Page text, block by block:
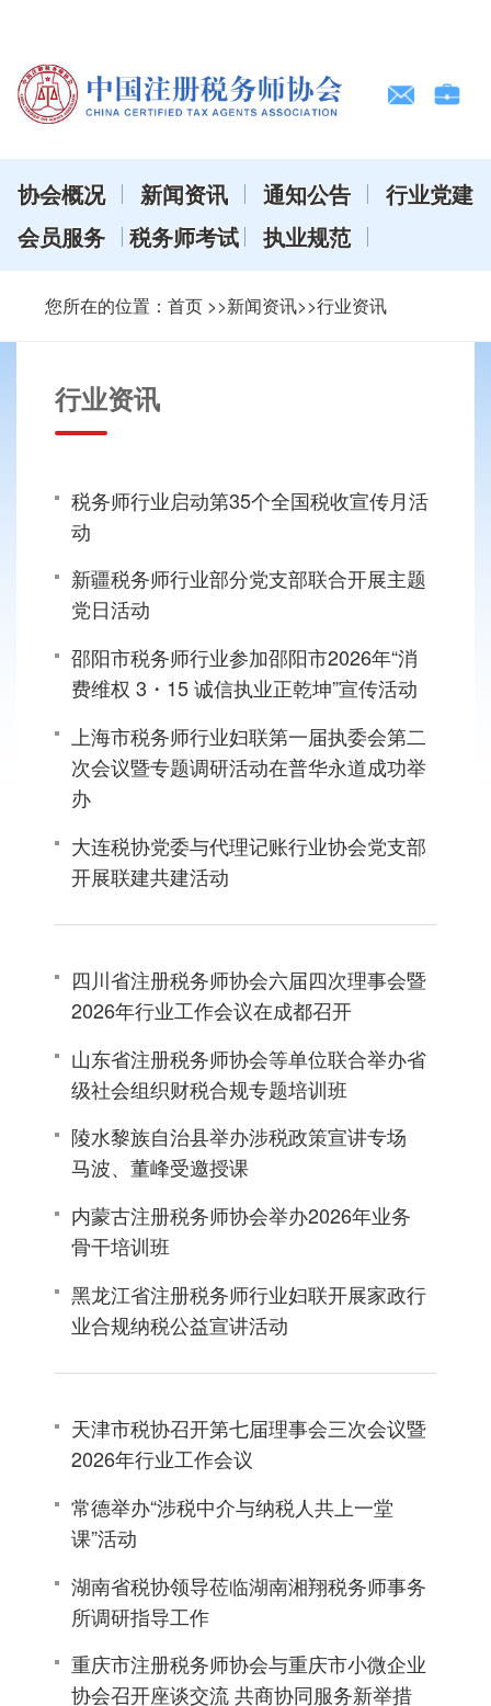
协会概况 新闻资讯 通知公告
行业党建
会员服务
税务师考试 执业规范
您所在的位置： 首页 >>新闻资讯>>行业资讯
行业资讯
税务师行业启动第35个全国税收宣传月活
动
新疆税务师行业部分党支部联合开展主题
党日活动
邵阳市税务师行业参加邵阳市2026年“消
费维权 3・15 诚信执业正乾坤”宣传活动
上海市税务师行业妇联第一届执委会第二
次会议暨专题调研活动在普华永道成功举
办
大连税协党委与代理记账行业协会党支部
开展联建共建活动
四川省注册税务师协会六届四次理事会暨
2026年行业工作会议在成都召开
山东省注册税务师协会等单位联合举办省
级社会组织财税合规专题培训班
陵水黎族自治县举办涉税政策宣讲专场
马波、董峰受邀授课
内蒙古注册税务师协会举办2026年业务
骨干培训班
黑龙江省注册税务师行业妇联开展家政行
业合规纳税公益宣讲活动
天津市税协召开第七届理事会三次会议暨
2026年行业工作会议
常德举办“涉税中介与纳税人共上一堂
课”活动
湖南省税协领导莅临湖南湘翔税务师事务
所调研指导工作
重庆市注册税务师协会与重庆市小微企业
协会召开座谈交流 共商协同服务新举措